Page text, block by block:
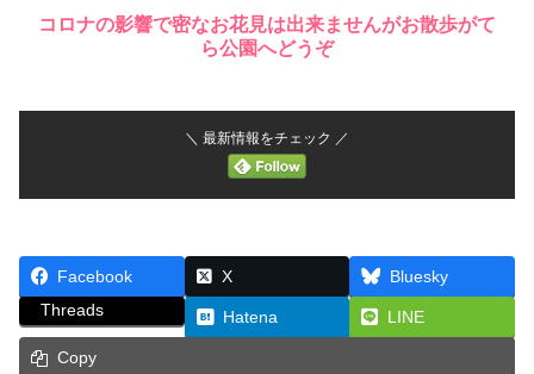
コロナの影響で密なお花見は出来ませんがお散歩がて
ら公園へどうぞ
＼ 最新情報をチェック ／
Facebook X
Bluesky
Threads
Hatena LINE
Copy